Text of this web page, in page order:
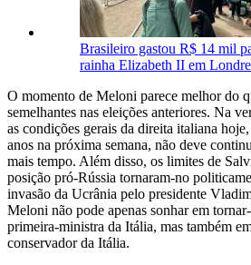
Brasileiro gastou R$ 14 mil
rainha Elizabeth II em
O momento de Meloni parece melhor do
semelhantes nas eleições anteriores. Na
as condições gerais da direita italiana
anos na próxima semana, não deve
mais tempo. Além disso, os limites de
posição pró-Rússia tornaram-no
invasão da Ucrânia pelo presidente
Meloni não pode apenas sonhar em
primeira-ministra da Itália, mas também
conservador da Itália.